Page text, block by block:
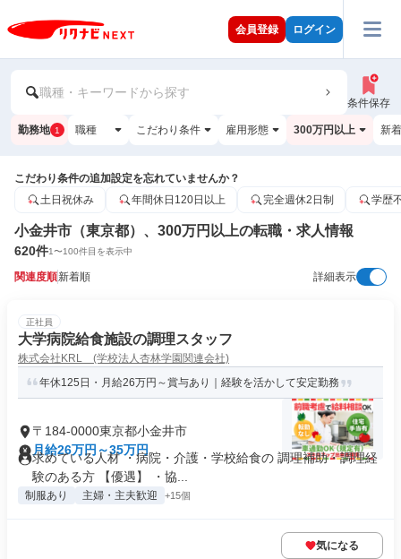
会員登録 ログイン
職種・キーワードから探す
条件保存
勤務地 1 職種 こだわり条件 雇用形態 300万円以上 新
こだわり条件の追加設定を忘れていませんか？
土日祝休み
年間休日120日以上 完全週休2日制 学歴
小金井市（東京都）、300万円以上の転職・求人情報
620件1〜100件目を表示中
関連度順新着順 詳細表示
正社員
大学病院給食施設の調理スタッフ
株式会社KRL (学校法人杏林学園関連会社)
年休125日・月給26万円～賞与あり｜経験を活かして安定勤務
〒184-0000東京都小金井市
月給26万円～35万円
求めている人材 ・病院・介護・学校給食の 調理補助・調理経
験のある方 【優遇】 ・協...
制服あり 主婦・主夫歓迎 +15個
気になる